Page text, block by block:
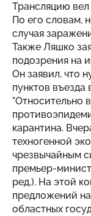
Трансляцию вел
По его словам,
случая
Также Ляшко
подозрения на
Он заявил, что
пунктов въезда
"Относительно
карантина.
техногенной
чрезвычайным
премьер-
ред.). На этой
предложений
областных